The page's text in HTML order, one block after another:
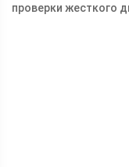
проверки жесткого